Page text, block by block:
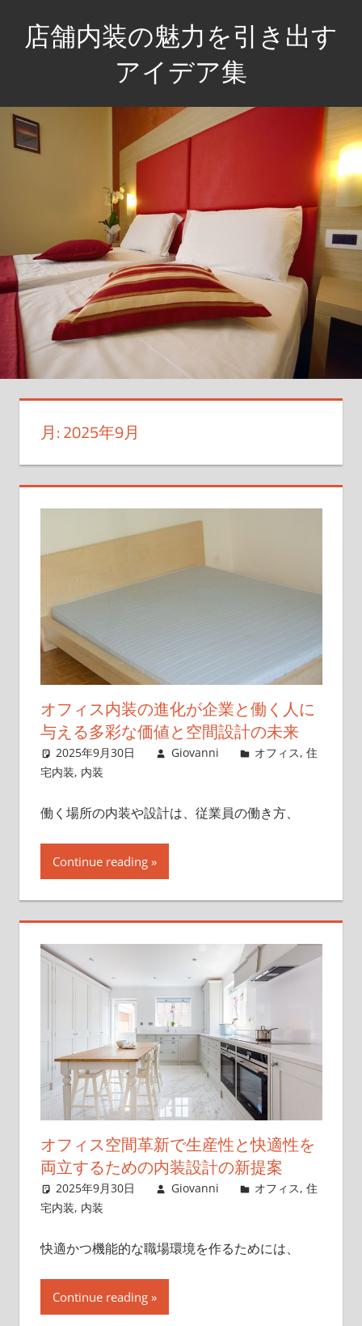
ツ
店舗内装の魅力を引き出す
アイデア集
あ
な
た
魅
的
に
彩
る、
空
間
イ
ン
載！
月:2025年9月
オフィス内装の進化が企業と働く人に
与える多彩な価値と空間設計の未来
2025年9月30日 Giovanni オフィス,住
宅内装, 内装
働く場所の内装や設計は、従業員の働き方、
Continue reading
オフィス空間革新で生産性と快適性を
両立するための内装設計の新提案
2025年9月30日 Giovanni オフィス,住
宅内装, 内装
快適かつ機能的な職場環境を作るためには、
Continue reading